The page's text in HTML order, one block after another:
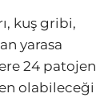
kuş gribi,
yarasa
24 patojen
olabileceği